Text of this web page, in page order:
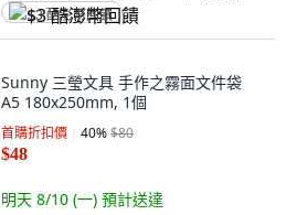
$3 酷澎幣回饋
Sunny 三瑩文具 手作之霧面文件袋
A5 180x250mm, 1個
首購折扣價 40%$80
$48
明天 8/10 (一) 預計送達